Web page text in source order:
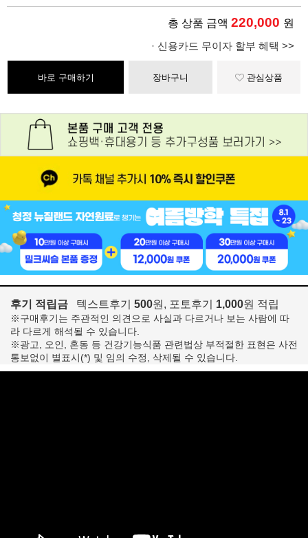
총 상품 금액 220,000 원
· 신용카드 무이자 할부 혜택 >>
바로 구매하기 장바구니 관심상품
후기 적립금 텍스트후기 500원, 포토후기 1,000원 적립
※구매후기는 주관적인 의견으로 사실과 다르거나 보는 사람에 따
라 다르게 해석될 수 있습니다.
※광고, 오인, 혼동 등 건강기능식품 관련법상 부적절한 표현은 사전
통보없이 별표시(*) 및 임의 수정, 삭제될 수 있습니다.